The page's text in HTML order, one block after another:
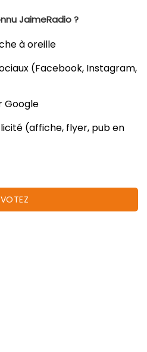
JaimeRadio ?
à oreille
(Facebook, Instagram,
Google
(affiche, flyer, pub en
VOTEZ